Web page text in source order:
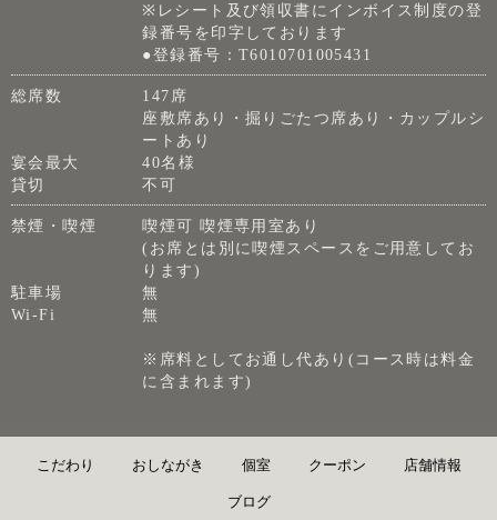
※レシート及び領収書にインボイス制度の登
録番号を印字しております
●登録番号：T6010701005431
総席数
147席
座敷席あり・掘りごたつ席あり・カップルシ
ートあり
宴会最大
40名様
貸切
不可
禁煙・喫煙
喫煙可 喫煙専用室あり
(お席とは別に喫煙スペースをご用意してお
ります)
駐車場
無
Wi-Fi
無
※席料としてお通し代あり(コース時は料金
に含まれます)
こだわり おしながき 個室 クーポン 店舗情報
ブログ